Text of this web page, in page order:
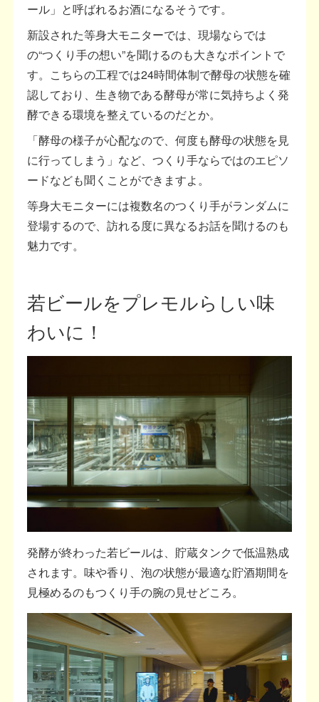
ール」と呼ばれるお酒になるそうです。
新設された等身大モニターでは、現場ならでは
の“つくり手の想い”を聞けるのも大きなポイントで
す。こちらの工程では24時間体制で酵母の状態を確
認しており、生き物である酵母が常に気持ちよく発
酵できる環境を整えているのだとか。
「酵母の様子が心配なので、何度も酵母の状態を見
に行ってしまう」など、つくり手ならではのエピソ
ードなども聞くことができますよ。
等身大モニターには複数名のつくり手がランダムに
登場するので、訪れる度に異なるお話を聞けるのも
魅力です。
若ビールをプレモルらしい味
わいに！
発酵が終わった若ビールは、貯蔵タンクで低温熟成
されます。味や香り、泡の状態が最適な貯酒期間を
見極めるのもつくり手の腕の見せどころ。